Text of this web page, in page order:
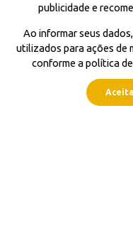
publicidade e
Ao informar seus
utilizados para ações de
conforme a política